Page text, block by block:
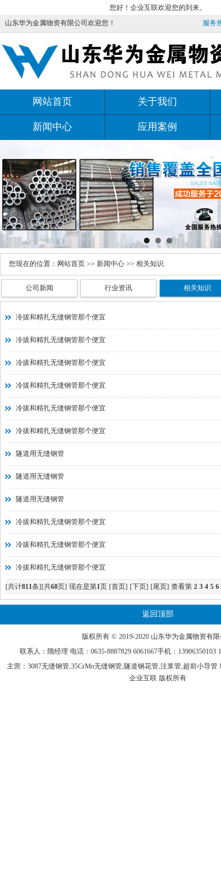
您好！企业互联欢迎您的到来。
山东华为金属物资有限公司欢迎您！ 服务
网站首页 关于我们
新闻中心 应用案例
您现在的位置： 网站首页 >> 新闻中心 >> 相关知识
公司新闻 行业资讯 相关知识
冷拔和精扎无缝钢管那个便宜
冷拔和精扎无缝钢管那个便宜
冷拔和精扎无缝钢管那个便宜
冷拔和精扎无缝钢管那个便宜
冷拔和精扎无缝钢管那个便宜
冷拔和精扎无缝钢管那个便宜
隧道用无缝钢管
隧道用无缝钢管
隧道用无缝钢管
冷拔和精扎无缝钢管那个便宜
冷拔和精扎无缝钢管那个便宜
冷拔和精扎无缝钢管那个便宜
[共计811条][共68页] 现在是第1页 [首页] [下页] [尾页] 查看第 2 3 4 5 6
返回顶部
版权所有 © 2019-2020 山东华为金属物资有
联系人：隋经理 电话：0635-8887829 6061667手机：13906350103
主营：3087无缝钢管,35CrMo无缝钢管,隧道钢花管,注浆管,超前小导
企业互联 版权所有